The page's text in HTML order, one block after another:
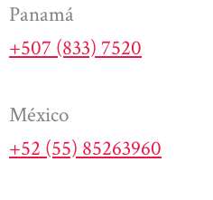
Panamá
+507 (833) 7520
México
+52 (55) 85263960